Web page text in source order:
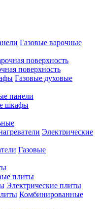
Газовые варочные
поверхность
Газовые духовые
панели
шкафы
Электрические
Газовые
плиты
Электрические плиты
Комбинированные